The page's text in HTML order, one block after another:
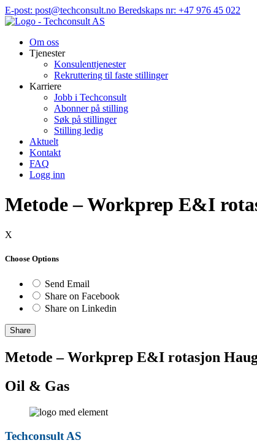
Hopp
til
E-post: post@techconsult.no Beredskaps nr: +47 976 45 022
Om oss
Tjenester
Konsulenttjenester
Rekruttering til faste stillinger
Karriere
Jobb i Techconsult
Abonner på stilling
Søk på stillinger
Stilling ledig
Aktuelt
Kontakt
FAQ
Logg inn
Metode – Workprep E&I
X
Choose Options
Send Email
Share on Facebook
Share on Linkedin
Share
Metode – Workprep E&I rotasjon
Oil & Gas
Techconsult AS